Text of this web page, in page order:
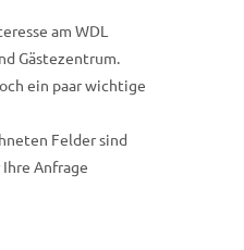
am WDL
Gästezentrum.
ein paar wichtige
Felder sind
Anfrage